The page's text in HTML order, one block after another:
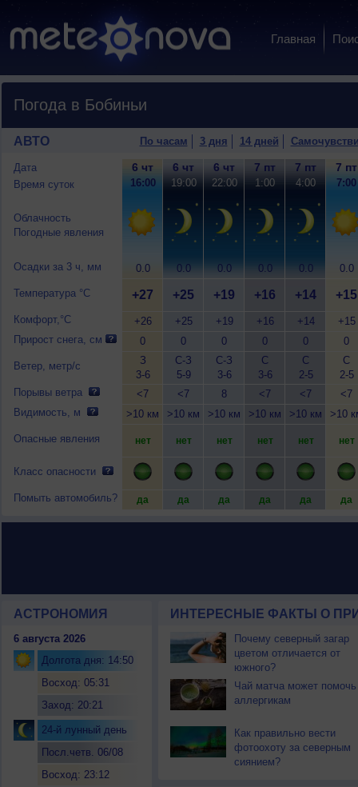
Главная
Погода в Бобиньи
АВТО По часам 3 дня 14 дней
Дата
Время суток
Облачность
Погодные явления
Осадки за 3 ч, мм
Температура °C
Комфорт,°C
Прирост снега, см
Ветер, метр/с
Порывы ветра
Видимость, м
Опасные явления
Класс опасности
Помыть автомобиль?
6 чт
16:00
0.0
+27
+26
0
З
3-6
<7
>10 км
нет
да
6 чт
19:00
0.0
+25
+25
0
С-З
5-9
<7
>10 км
нет
да
6 чт
22:00
0.0
+19
+19
0
С-З
3-6
8
>10 км
нет
да
7 пт
1:00
0.0
+16
+16
0
С
3-6
<7
>10 км
нет
да
7 пт
4:00
0.0
+14
+14
0
С
2-5
<7
>10 км
нет
да
7 пт
7:00
0.0
+15
+15
0
С
2-5
<7
>10
нет
да
АСТРОНОМИЯ
6 августа 2026
Долгота дня: 14:50
Восход: 05:31
Заход: 20:21
24-й лунный день
Посл.четв. 06/08
Восход: 23:12
ИНТЕРЕСНЫЕ ФАКТЫ О
Почему северный загар
цветом отличается от
южного?
Чай матча может помочь
аллергикам
Как правильно вести
фотоохоту за северным
сиянием?